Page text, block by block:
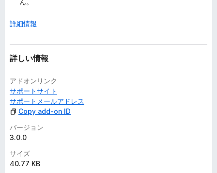
ん。
詳細情報
詳しい情報
アドオンリンク
サポートサイト
サポートメールアドレス
Copy add-on ID
バージョン
3.0.0
サイズ
40.77 KB